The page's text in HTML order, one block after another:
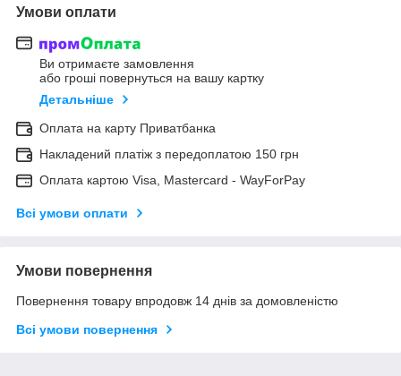
Умови оплати
Ви отримаєте замовлення
або гроші повернуться на вашу картку
Детальніше
Оплата на карту Приватбанка
Накладений платіж з передоплатою 150 грн
Оплата картою Visa, Mastercard - WayForPay
Всі умови оплати
Умови повернення
Повернення товару впродовж 14 днів за домовленістю
Всі умови повернення